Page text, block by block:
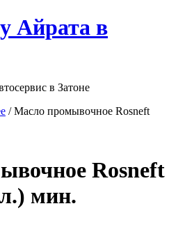
Айрата в
в Затоне
/ Масло промывочное Rosneft
Rosneft
мин.